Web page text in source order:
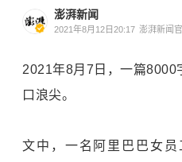
澎湃新闻
2021年8月12日20:17 澎湃新闻
2021年8月7日，一篇8000
口浪尖。
文中，一名阿里巴巴女